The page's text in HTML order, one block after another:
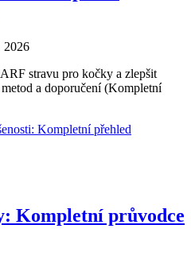
2026
stravu pro kočky a zlepšit
a doporučení (Kompletní
Kompletní přehled
Kompletní průvodce